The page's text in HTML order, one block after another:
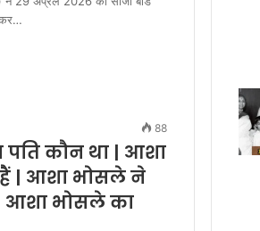
कर…
88
कौन था | आशा
| आशा भोसले ने
| आशा भोसले का